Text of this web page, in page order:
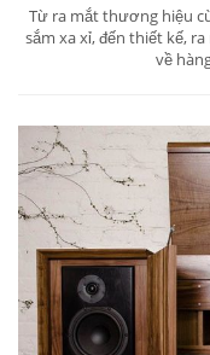
Từ ra mắt thương hiệu
sắm xa xỉ, đến thiết kế,
về